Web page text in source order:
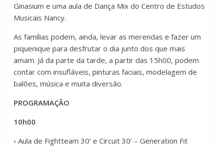
Ginasium e uma aula de Dança Mix do Centro de Estudos
Musicais Nancy.
As famílias podem, ainda, levar as merendas e fazer um
piquenique para desfrutar o dia junto dos que mais
amam. Já da parte da tarde, a partir das 15h00, podem
contar com insufláveis, pinturas faciais, modelagem de
balões, música e muita diversão.
PROGRAMAÇÃO
10h00
› Aula de Fightteam 30’ e Circuit 30’ – Generation Fit